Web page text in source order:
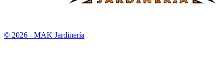
© 2026 - MAK Jardinería